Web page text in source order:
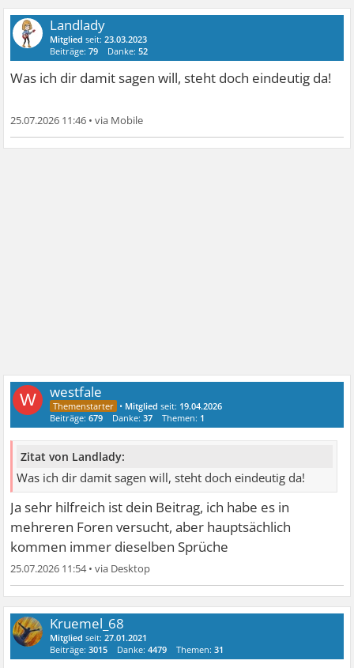
Landlady
Mitglied seit:23.03.2023
Beiträge:79 Danke:52
Was ich dir damit sagen will, steht doch eindeutig da!
25.07.2026 11:46 •
W westfale
• Mitglied seit: 19.04.2026
Beiträge:679 Danke:37 Themen: 1
Zitat von Landlady:
Was ich dir damit sagen will, steht doch eindeutig da!
Ja sehr hilfreich ist dein Beitrag, ich habe es in
mehreren Foren versucht, aber hauptsächlich
kommen immer dieselben Sprüche
25.07.2026 11:54•
Kruemel_68
Mitglied seit:27.01.2021
Beiträge:3015 Danke:4479 Themen:31